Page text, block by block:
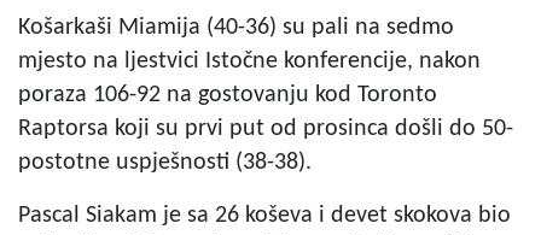
Košarkaši Miamija (40-36) su pali na sedmo
mjesto na ljestvici Istočne konferencije, nakon
poraza 106-92 na gostovanju kod Toronto
Raptorsa koji su prvi put od prosinca došli do 50-
postotne uspješnosti (38-38).
Pascal Siakam je sa 26 koševa i devet skokova bio